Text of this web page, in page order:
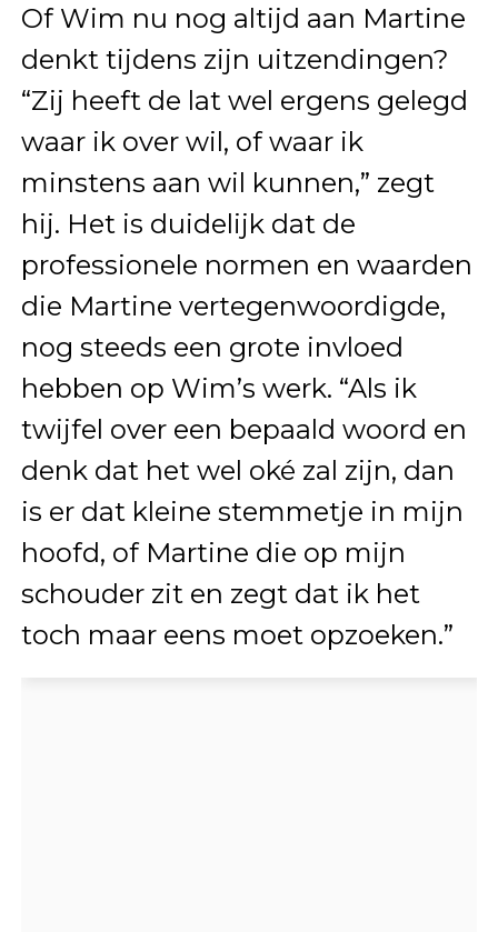
Of Wim nu nog altijd aan Martine
denkt tijdens zijn uitzendingen?
“Zij heeft de lat wel ergens gelegd
waar ik over wil, of waar ik
minstens aan wil kunnen,” zegt
hij. Het is duidelijk dat de
professionele normen en waarden
die Martine vertegenwoordigde,
nog steeds een grote invloed
hebben op Wim’s werk. “Als ik
twijfel over een bepaald woord en
denk dat het wel oké zal zijn, dan
is er dat kleine stemmetje in mijn
hoofd, of Martine die op mijn
schouder zit en zegt dat ik het
toch maar eens moet opzoeken.”